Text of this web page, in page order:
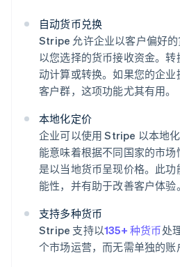
自动货币兑换
Stripe 允许企业以客户偏好
以您选择的货币接收资金。
动计算或转换。如果您的企
客户群，这项功能尤其有用。
本地化定价
企业可以使用 Stripe 以本地
能意味着根据不同国家的市
是以当地货币呈现价格。此
能性，并有助于改善客户体验。
支持多种货币
Stripe 支持以135+ 种货币处
个市场运营，而无需单独的账